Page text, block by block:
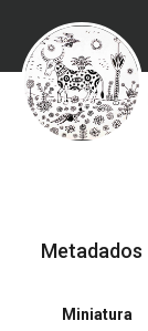
Metadados
Miniatura